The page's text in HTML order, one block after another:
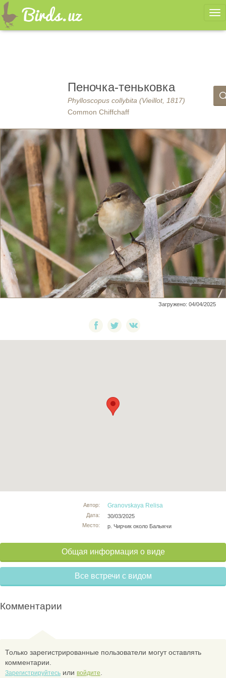
Пеночка-теньковка
Phylloscopus collybita (Vieillot, 1817)
Common Chiffchaff
Загружено: 04/04/2025
Автор:
Дата:
Место:
Granovskaya Relisa
30/03/2025
р. Чирчик около Балыкчи
Общая информация о виде
Все встречи с видом
Комментарии
Только зарегистрированные пользователи могут оставлять
комментарии.
Зарегистрируйтесь или войдите